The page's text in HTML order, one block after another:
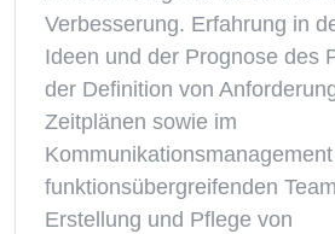
Verbesserung. Erfahrung in
Ideen und der Prognose des
der Definition von
Zeitplänen sowie im
funktionsübergreifenden
Erstellung und Pflege von